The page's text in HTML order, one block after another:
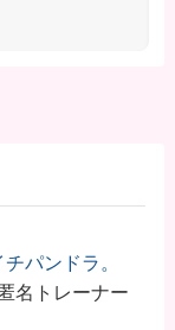
パンドラ。
名トレーナー